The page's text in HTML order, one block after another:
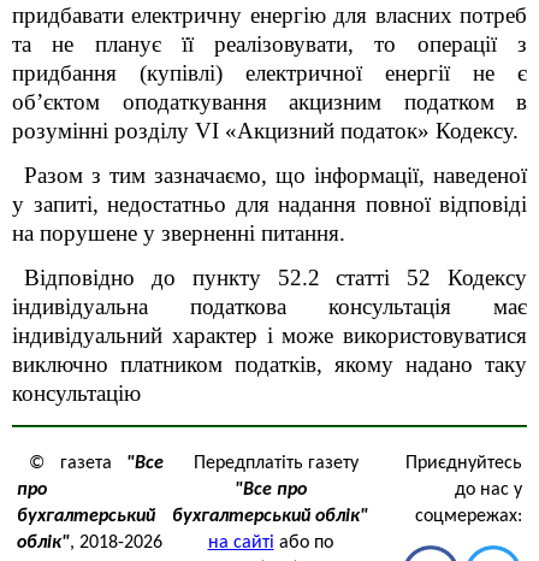
придбавати електричну енергію для власних потреб
та не планує її реалізовувати, то операції з
придбання (купівлі) електричної енергії не є
об’єктом оподаткування акцизним податком в
розумінні розділу VI «Акцизний податок» Кодексу.
Разом з тим зазначаємо, що інформації, наведеної
у запиті, недостатньо для надання повної відповіді
на порушене у зверненні питання.
Відповідно до пункту 52.2 статті 52 Кодексу
індивідуальна податкова консультація має
індивідуальний характер і може використовуватися
виключно платником податків, якому надано таку
консультацію
© газета "Все
про
бухгалтерський
облік", 2018-2026
Передплатіть газету
"Все про
бухгалтерський облік"
на сайті або по
Приєднуйтесь
до нас у
соцмережах: